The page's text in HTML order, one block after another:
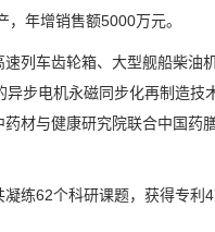
年增销售额5000万元。
车齿轮箱、大型舰船柴油
步电机永磁同步化再制造
材与健康研究院联合中国
62个科研课题，获得专利